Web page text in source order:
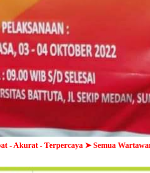
➤ Semua Wartawan